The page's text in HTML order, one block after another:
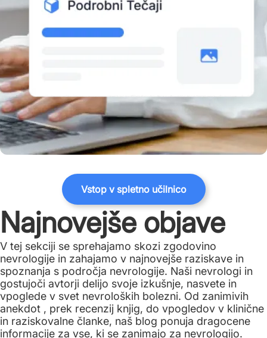
Vstop v spletno učilnico
Najnovejše objave
V tej sekciji se sprehajamo skozi zgodovino
nevrologije in zahajamo v najnovejše raziskave in
spoznanja s področja nevrologije. Naši nevrologi in
gostujoči avtorji delijo svoje izkušnje, nasvete in
vpoglede v svet nevroloških bolezni. Od zanimivih
anekdot , prek recenzij knjig, do vpogledov v klinične
in raziskovalne članke, naš blog ponuja dragocene
informacije za vse, ki se zanimajo za nevrologijo.